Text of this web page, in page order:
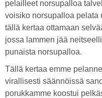
pelailleet norsupalloa
voisiko norsupalloa pelata
tällä kertaa ottamaan
jossa lammen jää
punaista norsupalloa.
Tällä kertaa emme
virallisesti säännöissä
porukkamme koostui